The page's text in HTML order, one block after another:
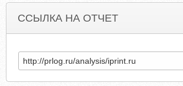
ССЫЛКА НА ОТЧЕТ